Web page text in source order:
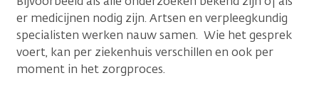
er medicijnen nodig zijn. Artsen en verpleegkundig
specialisten werken nauw samen. Wie het gesprek
voert, kan per ziekenhuis verschillen en ook per
moment in het zorgproces.